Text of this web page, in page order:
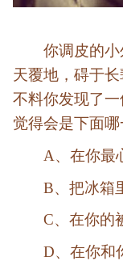
你调皮的
天覆地，碍于
不料你发现了
觉得会是下面哪
A、在你最
B、把冰箱
C、在你的
D、在你和